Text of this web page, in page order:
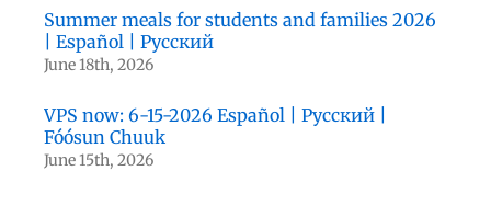
Summer meals for students and families 2026
| Español | Русский
June 18th, 2026
VPS now: 6-15-2026 Español | Русский |
Fóósun Chuuk
June 15th, 2026